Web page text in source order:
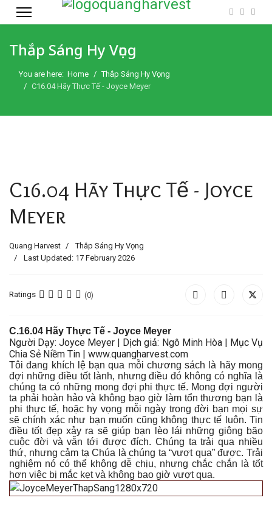
Thắp Sáng Hy Vọng
You are here: Home
Thắp Sáng Hy Vọng
C16.04 Hãy Thực Tế - Joyce Meyer
C16.04 Hãy Thực Tế - Joyce
Meyer
Quang Harvest
Thắp Sáng Hy Vọng
Last Updated: 17 February 2026
Ratings (0)
C.16.04 Hãy Thực Tế - Joyce Meyer
Người Dạy: Joyce Meyer | Dịch giả: Ngô Minh Hòa | Mục Vụ
Chia Sẻ Niềm Tin | www.quangharvest.com
Tôi đang khích lệ bạn qua mỗi chương sách là hãy mong
đợi những điều tốt lành, nhưng điều đó không có nghĩa là
chúng ta có những mong đợi phi thực tế. Mong đợi người
ta phải hoàn hảo và không bao giờ làm tổn thương bạn là
phi thực tế, hoặc hy vọng mỗi ngày trong đời bạn mọi sự
sẽ chính xác như bạn muốn cũng không thực tế luôn. Tin
điều tốt đẹp xảy ra sẽ giúp bạn lèo lái những giông bão
cuộc đời và vẫn tới được đích. Chúng ta trải qua nhiều
thứ, nhưng cảm tạ Chúa là chúng ta “vượt qua” được. Trải
nghiệm nó có thể không dễ chịu, nhưng chắc chắn là tốt
hơn việc bị mắc kẹt và không bao giờ vượt qua.